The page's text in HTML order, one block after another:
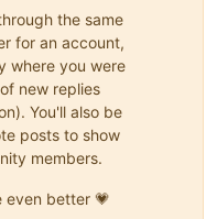
the same
for an account,
where you were
new replies
You'll also be
posts to show
members.
even better 💗